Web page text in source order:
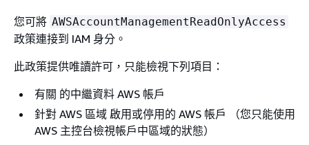
您可將 AWSAccountManagementReadOnlyAccess
政策連接到 IAM 身分。
此政策提供唯讀許可，只能檢視下列項目：
有關 的中繼資料 AWS 帳戶
針對 AWS 區域 啟用或停用的 AWS 帳戶 （您只能使用
AWS 主控台檢視帳戶中區域的狀態）